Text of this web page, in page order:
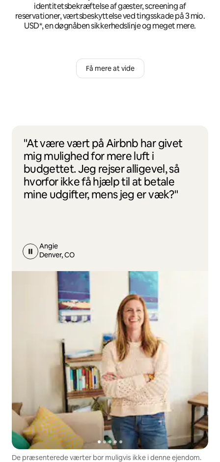
identitetsbekræftelse af gæster, screening af
reservationer, værtsbeskyttelse ved tingsskade på 3 mio.
USD*, en døgnåben sikkerhedslinje og meget mere.
Få mere at vide
"At være vært på Airbnb har givet
mig mulighed for mere luft i
budgettet. Jeg rejser alligevel, så
hvorfor ikke få hjælp til at betale
mine udgifter, mens jeg er væk?"
Angie
Denver, CO
De præsenterede værter bor muligvis ikke i denne ejendom.